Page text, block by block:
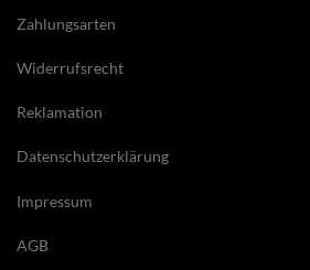
Zahlungsarten
Widerrufsrecht
Reklamation
Datenschutzerklärung
Impressum
AGB